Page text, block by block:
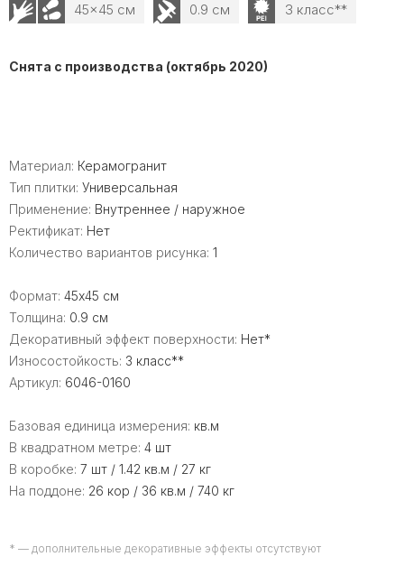
45x45 см 0.9 см 3 класс**
Снята с производства (октябрь 2020)
Материал: Керамогранит
Тип плитки: Универсальная
Применение: Внутреннее / наружное
Ректификат: Нет
Количество вариантов рисунка: 1
Формат: 45x45 см
Толщина: 0.9 см
Декоративный эффект поверхности: Нет*
Износостойкость: 3 класс**
Артикул: 6046-0160
Базовая единица измерения: кв.м
В квадратном метре: 4 шт
В коробке: 7 шт / 1.42 кв.м / 27 кг
На поддоне: 26 кор / 36 кв.м / 740 кг
* — дополнительные декоративные эффекты отсутствуют